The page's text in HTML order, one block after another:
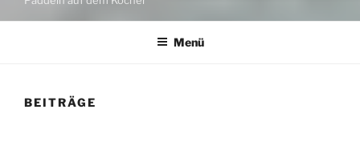
Menü
BEITRÄGE